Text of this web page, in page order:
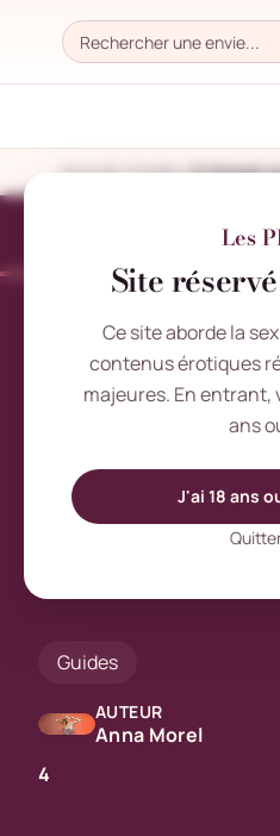
Les
Site
Ce site aborde la
contenus érotiques
majeures. En entrant,
ans
J'ai 18 ans
Accueil Guides 5 choses
VENDREDI 20 MAI 2022
5
ne
être)
cycle
Guides
AUTEUR
Anna Morel
4